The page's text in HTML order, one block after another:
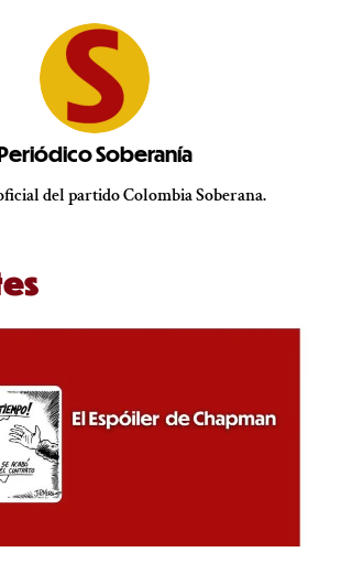
Soberanía
del partido Colombia Soberana.